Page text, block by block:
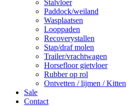
Stalvloer
Paddock/weiland
Wasplaatsen
Looppaden
Recoverystallen
Stap/draf molen
Trailer/vrachtwagen
Horsefloor gietvloer
Rubber op rol
Ontvetten / lijmen / Kitten
Sale
Contact